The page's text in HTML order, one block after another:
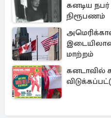
கனடிய
நிரூபணம்
மாற்றம்
கனடாவில்